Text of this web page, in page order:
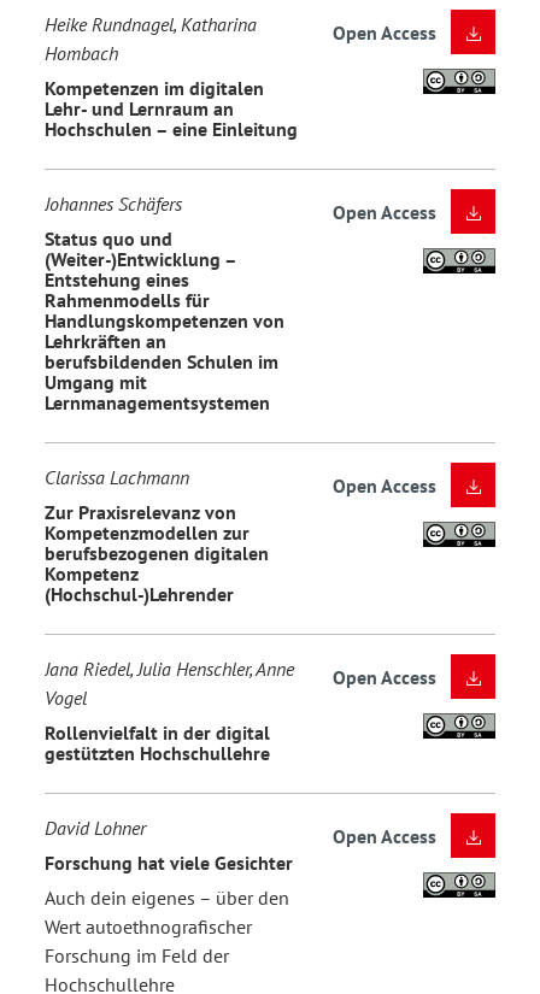
Heike Rundnagel, Katharina
Hombach
Kompetenzen im digitalen
Lehr- und Lernraum an
Hochschulen – eine Einleitung
Open Access
Johannes Schäfers
Status quo und
(Weiter-)Entwicklung –
Entstehung eines
Rahmenmodells für
Handlungskompetenzen von
Lehrkräften an
berufsbildenden Schulen im
Umgang mit
Lernmanagementsystemen
Open Access
Clarissa Lachmann
Zur Praxisrelevanz von
Kompetenzmodellen zur
berufsbezogenen digitalen
Kompetenz
(Hochschul-)Lehrender
Open Access
Jana Riedel, Julia Henschler, Anne
Vogel
Rollenvielfalt in der digital
gestützten Hochschullehre
Open Access
David Lohner
Forschung hat viele Gesichter
Auch dein eigenes – über den
Wert autoethnografischer
Forschung im Feld der
Hochschullehre
Open Access